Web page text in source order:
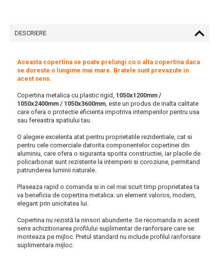
DESCRIERE
Aceasta copertina se poate prelungi cu o alta copertina daca
se doreste o lungime mai mare. Bratele sunt prevazute in
acest sens.
Copertina metalica cu plastic rigid, 1050x1200mm /
1050x2400mm / 1050x3600mm, este un produs de inalta calitate
care ofera o protectie eficienta impotriva intemperiilor pentru usa
sau fereastra spatiului tau.
O alegere excelenta atat pentru proprietatile rezidentiale, cat si
pentru cele comerciale datorita componentelor copertinei din
aluminiu, care ofera o siguranta sporita constructiei, iar placile de
policarbonat sunt rezistente la intemperii si coroziune, permitand
patrunderea luminii naturale.
Plaseaza rapid o comanda si in cel mai scurt timp proprietatea ta
va beneficia de copertina metalica: un element valoros, modern,
elegant prin unicitatea lui.
Copertina nu rezistă la ninsori abundente. Se recomanda in acest
sens achizitionarea profilului suplimentar de ranforsare care se
monteaza pe mijloc. Pretul standard nu include profilul ranforsare
suplimentara mijloc.